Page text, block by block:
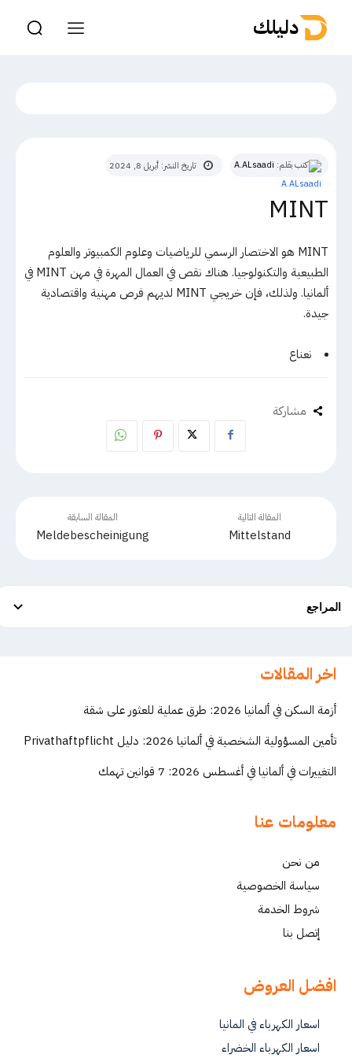
دليلك
كتب بقلم: A.ALsaadi تاريخ النشر: أبريل 8, 2024
MINT
MINT هو الاختصار الرسمي للرياضيات وعلوم الكمبيوتر والعلوم
الطبيعية والتكنولوجيا. هناك نقص في العمال المهرة في مهن MINT في
ألمانيا. ولذلك، فإن خريجي MINT لديهم فرص مهنية واقتصادية
جيدة.
نعناع
مشاركة
المقالة السابقة
Meldebescheinigung
المقالة التالية
Mittelstand
المراجع
اخر المقالات
أزمة السكن في ألمانيا 2026: طرق عملية للعثور على شقة
تأمين المسؤولية الشخصية في ألمانيا 2026: دليل Privathaftpflicht
التغييرات في ألمانيا في أغسطس 2026: 7 قوانين تهمك
معلومات عنا
من نحن
سياسة الخصوصية
شروط الخدمة
إتصل بنا
افضل العروض
اسعار الكهرباء في المانيا
اسعار الكهرباء الخضراء